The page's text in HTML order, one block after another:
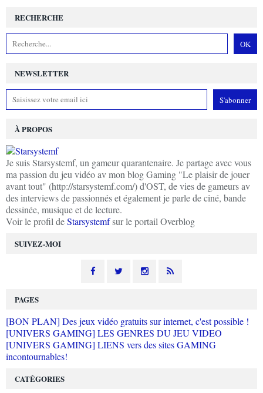
NEWSLETTER
SUIVEZ-MOI
RECHERCHE
À PROPOS
Je suis Starsystemf, un gameur quarantenaire. Je partage avec vous
ma passion du jeu vidéo av mon blog Gaming "Le plaisir de jouer
avant tout" (http://starsystemf.com/) d'OST, de vies de gameurs av
des interviews de passionnés et également je parle de ciné, bande
dessinée, musique et de lecture.
Voir le profil deStarsystemfsur le portail Overblog
PAGES
[BON PLAN] Des jeux vidéo gratuits sur internet, c'est possible !
[UNIVERS GAMING] LES GENRES DU JEU VIDEO
[UNIVERS GAMING] LIENS vers des sites GAMING
incontournables!
CATÉGORIES